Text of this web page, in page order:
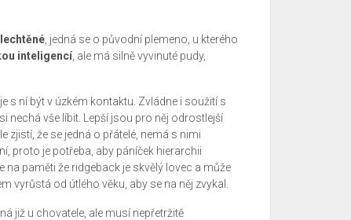
, jedná se o původní plemeno, u kterého
inteligencí, ale má silně vyvinuté pudy,
s ní být v úzkém kontaktu. Zvládne i soužití s
nechá vše líbit. Lepší jsou pro něj odrostlejší
zjistí, že se jedná o přátelé, nemá s nimi
proto je potřeba, aby páníček hierarchii
paměti že ridgeback je skvělý lovec a může
vyrůstá od útlého věku, aby se na něj zvykal.
již u chovatele, ale musí nepřetržitě